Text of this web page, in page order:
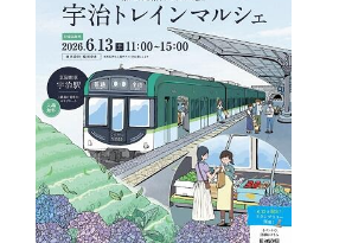
RYOSO BLOG
アクセス
プライバシーポリシー
個人情報取扱規程
教職員専用